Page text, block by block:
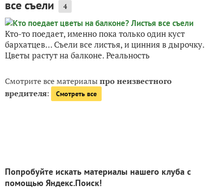
все съели 4
Кто-то поедает, именно пока только один куст
бархатцев… Съели все листья, и цинния в дырочку.
Цветы растут на балконе. Реальность
Смотрите все материалыпро неизвестного
вредителя: Смотреть все
Попробуйте искать материалы нашего клуба с
помощью Яндекс.Поиск!